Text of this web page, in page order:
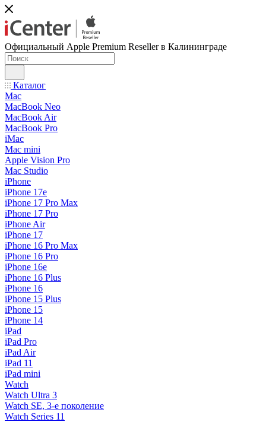
Официальный Apple Premium Reseller в Калининграде
Каталог
Mac
MacBook Neo
MacBook Air
MacBook Pro
iMac
Mac mini
Apple Vision Pro
Mac Studio
iPhone
iPhone 17e
iPhone 17 Pro Max
iPhone 17 Pro
iPhone Air
iPhone 17
iPhone 16 Pro Max
iPhone 16 Pro
iPhone 16e
iPhone 16 Plus
iPhone 16
iPhone 15 Plus
iPhone 15
iPhone 14
iPad
iPad Pro
iPad Air
iPad 11
iPad mini
Watch
Watch Ultra 3
Watch SE, 3-е поколение
Watch Series 11